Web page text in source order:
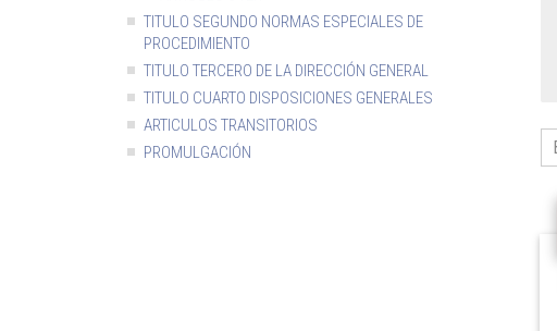
TITULO SEGUNDO NORMAS ESPECIALES DE
PROCEDIMIENTO
TITULO TERCERO DE LA DIRECCIÓN GENERAL
TITULO CUARTO DISPOSICIONES GENERALES
ARTICULOS TRANSITORIOS
PROMULGACIÓN